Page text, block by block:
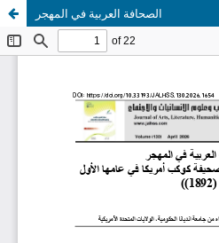
الصحافة العربية في المهجر